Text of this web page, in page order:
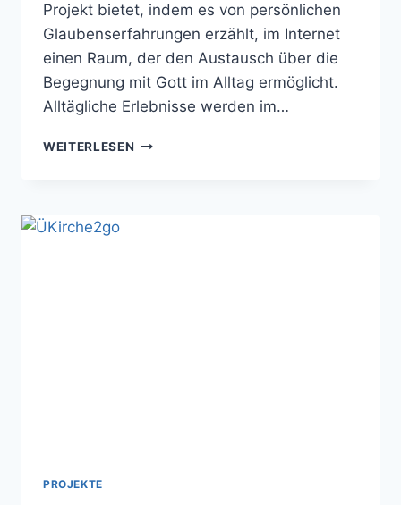
Projekt bietet, indem es von persönlichen
Glaubenserfahrungen erzählt, im Internet
einen Raum, der den Austausch über die
Begegnung mit Gott im Alltag ermöglicht.
Alltägliche Erlebnisse werden im…
WEITERLESEN DREIFACHGLAUBEN
PROJEKTE